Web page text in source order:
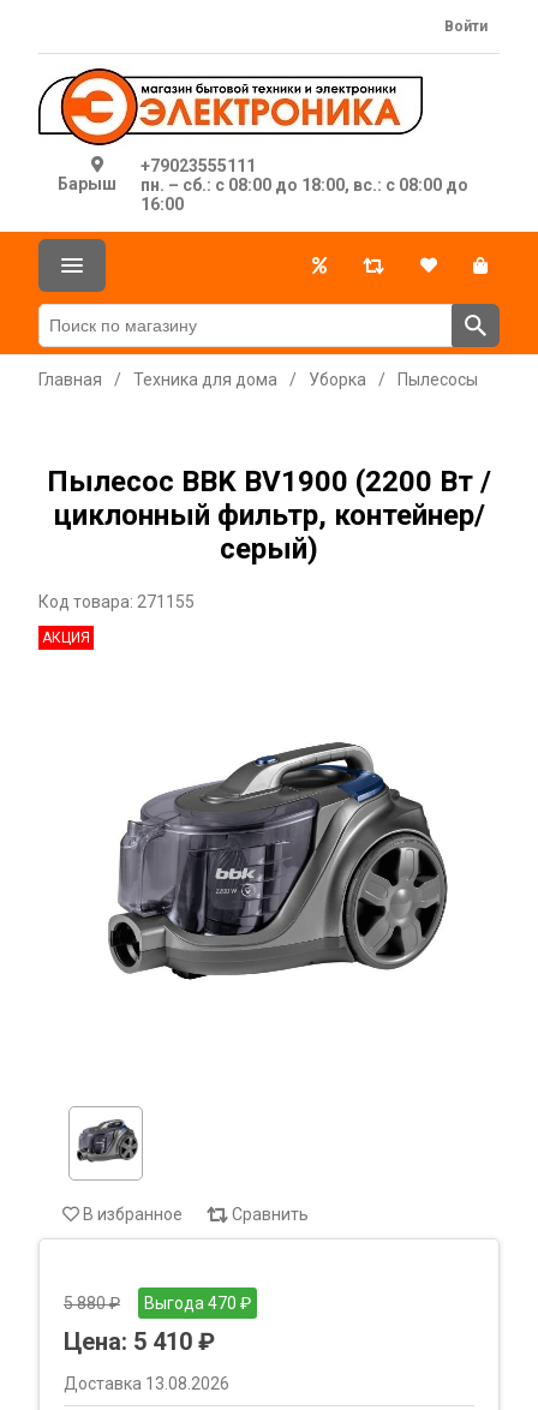
Барыш
+79023555111
пн. – сб.: с 08:00 до 18:00, вс.: с 08:00 до
16:00
Войти
Главная / Техника для дома / Уборка / Пылесосы
Пылесос BBK BV1900 (2200 Вт /
циклонный фильтр, контейнер/
серый)
Код товара: 271155
АКЦИЯ
В избранное Сравнить
5 880 ₽ Выгода 470 ₽
Цена: 5 410 ₽
Доставка 13.08.2026